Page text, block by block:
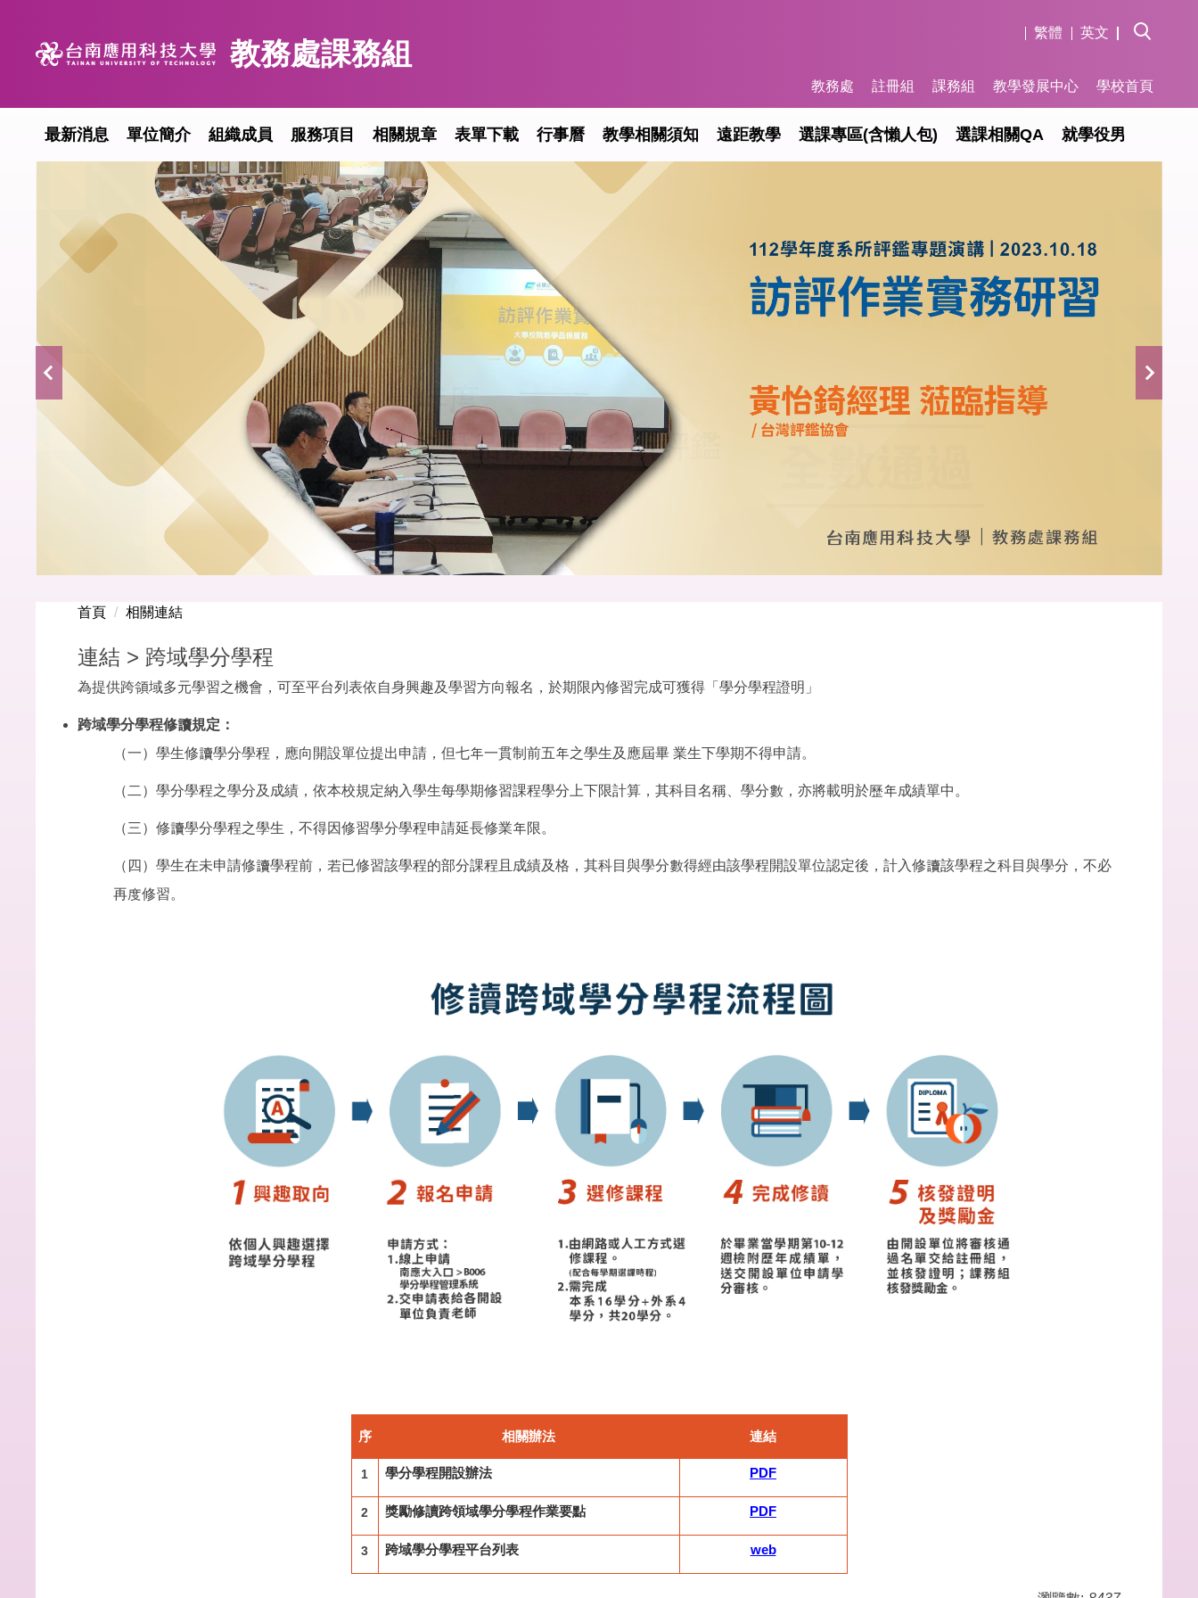
教務處課務組
繁體 英文
最新消息 單位簡介 組織成員 服務項目 相關規章 表單下載 行事曆 教學相關須知 遠距教學 選課專區(含懶人包) 選課相關QA 就學役男
教務處 註冊組 課務組 教學發展中心 學校首頁
首頁 相關連結
連結 > 跨域學分學程
為提供跨領域多元學習之機會，可至平台列表依自身興趣及學習方向報名，於期限內修習完成可獲得 「 學分學程證明 」
跨域學分學程修讀規定：
（一）學生修讀學分學程，應向開設單位提出申請，但七年一貫制前五年之學生及應屆畢 業生下學期不得申請。
（二）學分學程之學分及成績，依本校規定納入學生每學期修習課程學分上下限計算，其科目名稱、學分數，亦將載明於歷年成績單中。
（三）修讀學分學程之學生，不得因修習學分學程申請延長修業年限。
（四）學生在未申請修讀學程前，若已修習該學程的部分課程且成績及格，其科目與學分數得經由該學程開設單位認定後，計入修讀該學程之科目與學分，不必
再度修習。
序 相關辦法 連結
1 學分學程開設辦法 PDF
2 獎勵修讀跨領域學分學程作業要點 PDF
3 跨域學分學程平台列表 web